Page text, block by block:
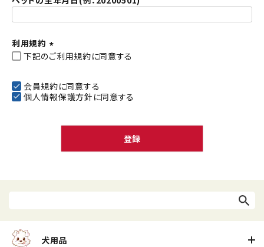
利用規約
(
須
)
下記のご利用規約に同意する
会員規約に同意する
個人情報保護方針 に同意する
登録
犬用品